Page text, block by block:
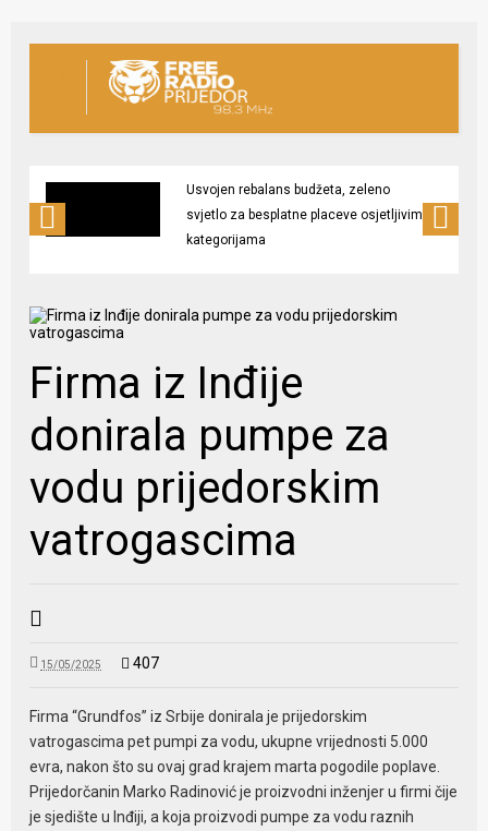
Usvojen rebalans budžeta, zeleno
svjetlo za besplatne placeve osjetljivim
kategorijama
Firma iz Inđije
donirala pumpe za
vodu prijedorskim
vatrogascima
15/05/2025 407
Firma “Grundfos” iz Srbije donirala je prijedorskim
vatrogascima pet pumpi za vodu, ukupne vrijednosti 5.000
evra, nakon što su ovaj grad krajem marta pogodile poplave.
Prijedorčanin Marko Radinović je proizvodni inženjer u firmi čije
je sjedište u Inđiji, a koja proizvodi pumpe za vodu raznih